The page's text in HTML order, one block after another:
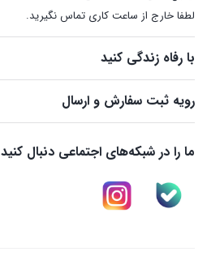
لطفا خارج از ساعت کاری تماس نگیرید.
با رفاه زندگی کنید
رویه ثبت سفارش و ارسال
ما را در شبکه‌های اجتماعی دنبال کنید